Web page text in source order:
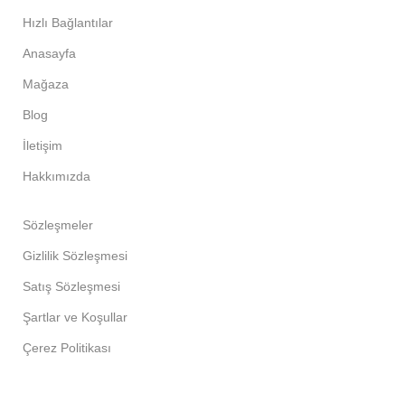
Hızlı Bağlantılar
Anasayfa
Mağaza
Blog
İletişim
Hakkımızda
Sözleşmeler
Gizlilik Sözleşmesi
Satış Sözleşmesi
Şartlar ve Koşullar
Çerez Politikası